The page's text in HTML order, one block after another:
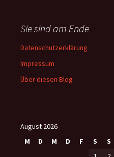
Sie sind am Ende
Datenschutzerklärung
Impressum
Über diesen Blog
August 2026
M
D M D F S
S